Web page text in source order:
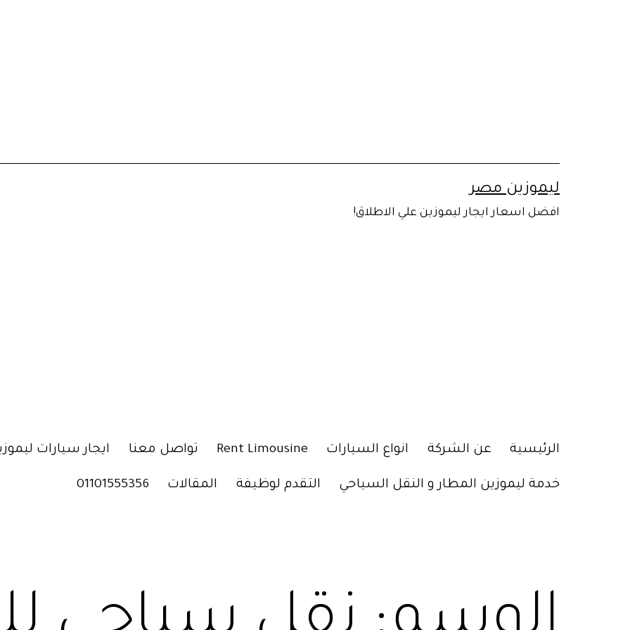
ليموزين مصر
افضل اسعار ايجار ليموزين علي الاطلاق!
الرئيسية عن الشركة انواع السيارات Rent Limousine تواصل معنا ايجار سيارات
خدمة ليموزين المطار و النقل السياحي التقدم لوظيفة المقالات 01101555356